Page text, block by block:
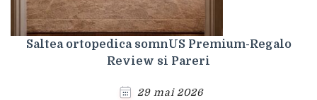
Saltea ortopedica somnUS Premium-Regalo
Review si Pareri
29 mai 2026